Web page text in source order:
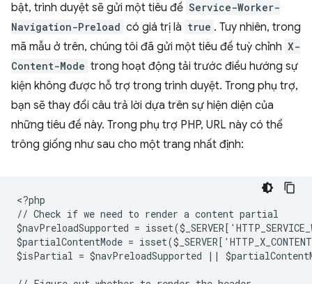
bật, trình duyệt sẽ gửi một tiêu đề Service-Worker-
Navigation-Preload có giá trị là true . Tuy nhiên, trong
mã mẫu ở trên, chúng tôi đã gửi một tiêu đề tuỳ chỉnh X-
Content-Mode trong hoạt động tải trước điều hướng sự
kiện không được hỗ trợ trong trình duyệt. Trong phụ trợ,
bạn sẽ thay đổi câu trả lời dựa trên sự hiện diện của
những tiêu đề này. Trong phụ trợ PHP, URL này có thể
trông giống như sau cho một trang nhất định:
<?php
// Check if we need to render a content partial
$navPreloadSupported =
$partialContentMode =
$isPartial = $navPreloadSupported ||